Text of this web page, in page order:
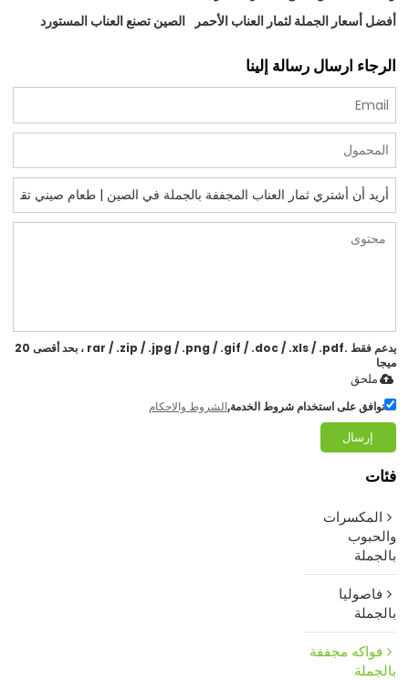
أفضل أسعار الجملة لثمار العناب الأحمر
الصين تصنع العناب المستورد
الرجاء ارسال رسالة إلينا
يدعم فقط .rar / .zip / .jpg / .png / .gif / .doc / .xls / .pdf ، بحد أقصى 20
ميجا
ملحق
توافق على استخدام شروط الخدمة,الشروط والاحكام
إرسال
فئات
المكسرات
والحبوب
بالجملة
فاصوليا
بالجملة
فواكه مجففة
بالجملة